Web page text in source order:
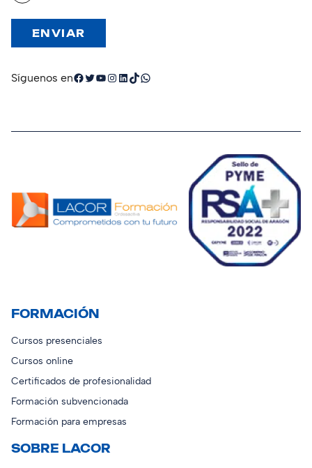
Síguenos enFacebook
Twitter
YouTube
Instagram
LinkedIn
TikTokWhatsApp
FORMACIÓN
Cursos presenciales
Cursos online
Certificados de profesionalidad
Formación subvencionada
Formación para empresas
SOBRE LACOR